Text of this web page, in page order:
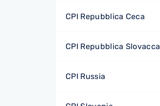
CPI Repubblica Ceca
CPI Repubblica Slovacca
CPI Russia